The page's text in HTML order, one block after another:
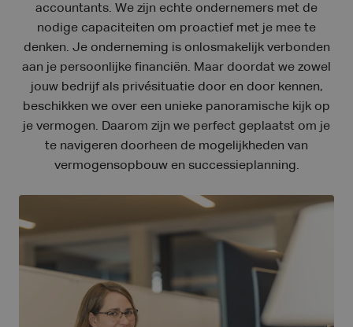
accountants. We zijn echte ondernemers met de
nodige capaciteiten om proactief met je mee te
denken. Je onderneming is onlosmakelijk verbonden
aan je persoonlijke financiën. Maar doordat we zowel
jouw bedrijf als privésituatie door en door kennen,
beschikken we over een unieke panoramische kijk op
je vermogen. Daarom zijn we perfect geplaatst om je
te navigeren doorheen de mogelijkheden van
vermogensopbouw en successieplanning.